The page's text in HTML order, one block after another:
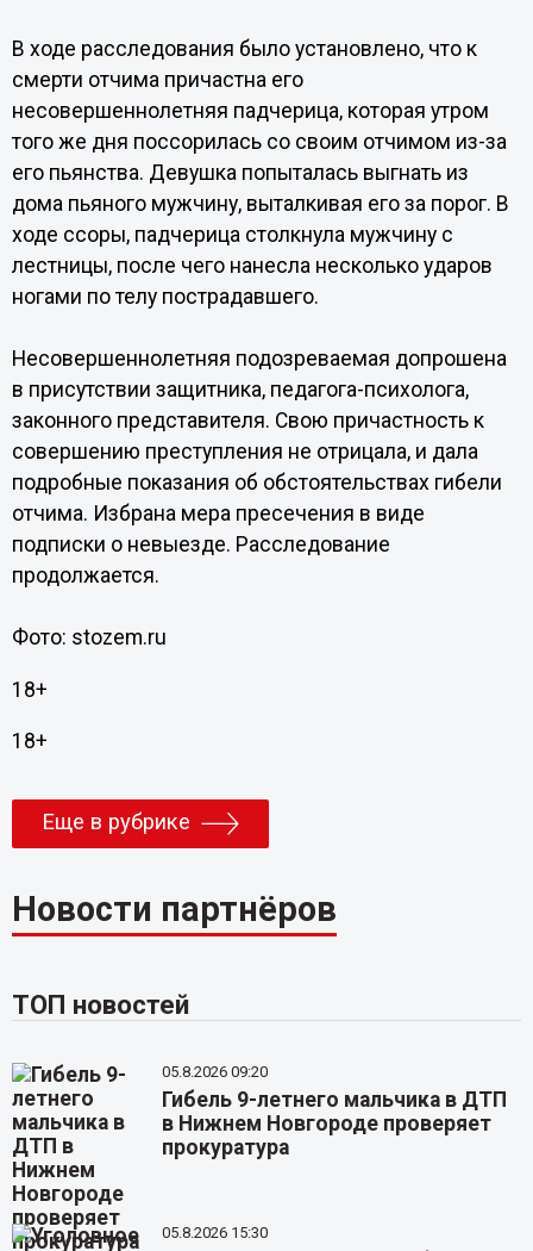
В ходе расследования было установлено, что к
смерти отчима причастна его
несовершеннолетняя падчерица, которая утром
того же дня поссорилась со своим отчимом из-за
его пьянства. Девушка попыталась выгнать из
дома пьяного мужчину, выталкивая его за порог. В
ходе ссоры, падчерица столкнула мужчину с
лестницы, после чего нанесла несколько ударов
ногами по телу пострадавшего.
Несовершеннолетняя подозреваемая допрошена
в присутствии защитника, педагога-психолога,
законного представителя. Свою причастность к
совершению преступления не отрицала, и дала
подробные показания об обстоятельствах гибели
отчима. Избрана мера пресечения в виде
подписки о невыезде. Расследование
продолжается.
Фото: stozem.ru
18+
18+
Еще в рубрике
Новости партнёров
ТОП новостей
05.8.2026 09:20
Гибель 9-летнего мальчика в ДТП
в Нижнем Новгороде проверяет
прокуратура
05.8.2026 15:30